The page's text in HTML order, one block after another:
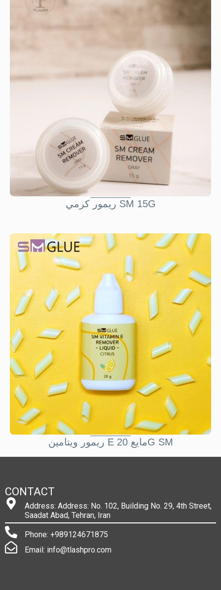
ريمور کرمي SM 15G
ريمور ويتامين E مايع 20G SM
CONTACT
Address: Address: No. 102, Building No. 29, 4th Street,
Saadat Abad, Tehran, Iran
Phone: +989124671875
Email: info@tlashpro.com